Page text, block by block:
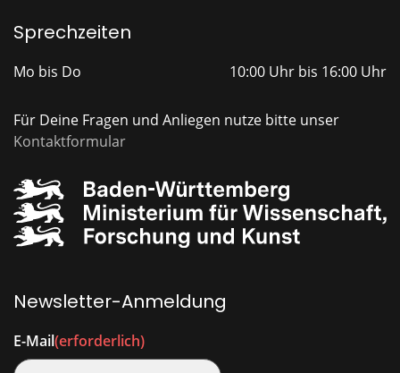
Sprechzeiten
Mo bis Do 10:00 Uhr bis 16:00 Uhr
Für Deine Fragen und Anliegen nutze bitte unser
Kontaktformular
Newsletter-Anmeldung
E-Mail(erforderlich)